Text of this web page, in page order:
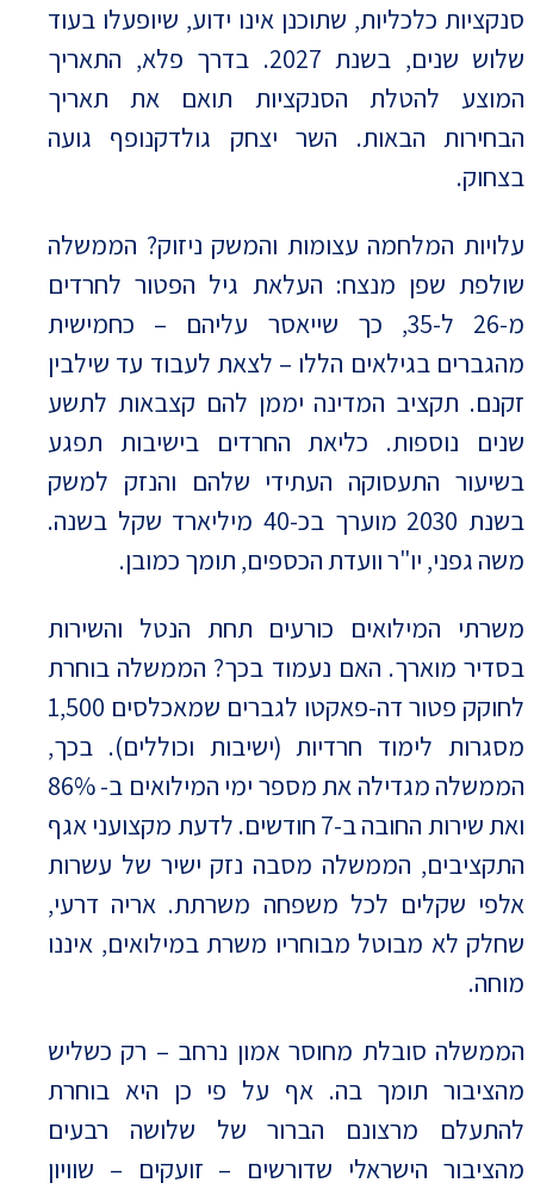
סנקציות כלכליות, שתוכנן אינו ידוע, שיופעלו בעוד
שלוש שנים, בשנת 2027. בדרך פלא, התאריך
המוצע להטלת הסנקציות תואם את תאריך
הבחירות הבאות. השר יצחק גולדקנופף גועה
בצחוק.
עלויות המלחמה עצומות והמשק ניזוק? הממשלה
שולפת שפן מנצח: העלאת גיל הפטור לחרדים
מ-26 ל-35, כך שייאסר עליהם – כחמישית
מהגברים בגילאים הללו – לצאת לעבוד עד שילבין
זקנם. תקציב המדינה יממן להם קצבאות לתשע
שנים נוספות. כליאת החרדים בישיבות תפגע
בשיעור התעסוקה העתידי שלהם והנזק למשק
בשנת 2030 מוערך בכ-40 מיליארד שקל בשנה.
משה גפני, יו"ר וועדת הכספים, תומך כמובן.
משרתי המילואים כורעים תחת הנטל והשירות
בסדיר מוארך. האם נעמוד בכך? הממשלה בוחרת
לחוקק פטור דה-פאקטו לגברים שמאכלסים 1,500
מסגרות לימוד חרדיות (ישיבות וכוללים). בכך,
הממשלה מגדילה את מספר ימי המילואים ב- 86%
ואת שירות החובה ב-7 חודשים. לדעת מקצועני אגף
התקציבים, הממשלה מסבה נזק ישיר של עשרות
אלפי שקלים לכל משפחה משרתת. אריה דרעי,
שחלק לא מבוטל מבוחריו משרת במילואים, איננו
מוחה.
הממשלה סובלת מחוסר אמון נרחב – רק כשליש
מהציבור תומך בה. אף על פי כן היא בוחרת
להתעלם מרצונם הברור של שלושה רבעים
מהציבור הישראלי שדורשים – זועקים – שוויון